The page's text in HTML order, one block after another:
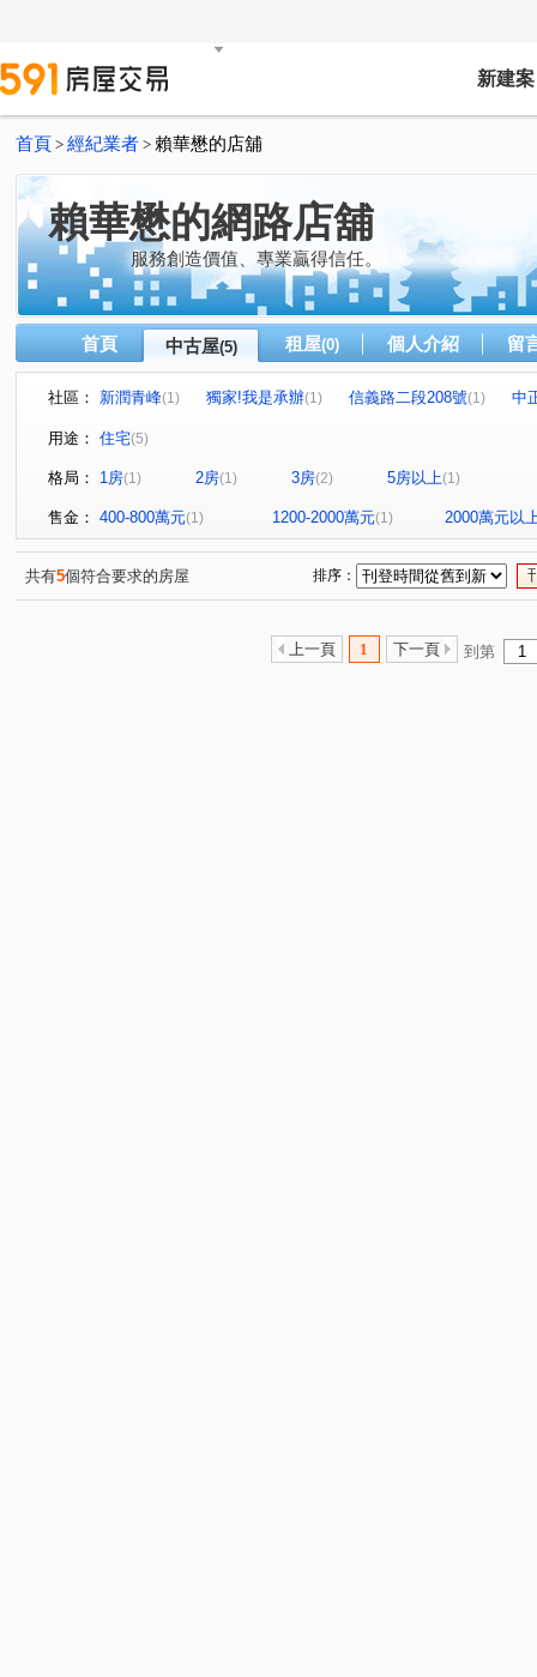
新建案
首頁 > 經紀業者 > 賴華懋的店舖
賴華懋的網路店舖
服務創造價值、專業贏得信任。
首頁 中古屋(5) 租屋(0) 個人介紹 留
社區： 新潤青峰(1) 獨家!我是承辦(1) 信義路二段208號(1)
中
永翠路
用途： 住宅(5)
格局： 1房(1) 2房(1) 3房(2) 5房以上(1)
售金： 400-800萬元(1) 1200-2000萬元(1) 2000萬元以
共有5個符合要求的房屋 排序：
上一頁 1 下一頁 到第